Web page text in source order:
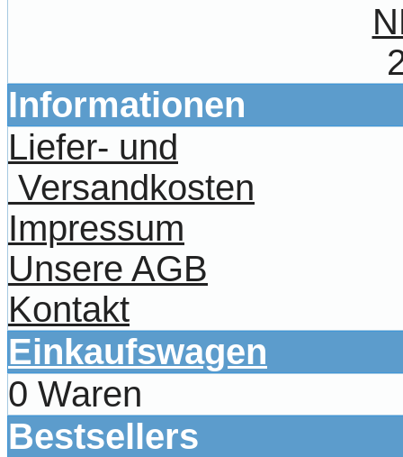
Informationen
Liefer- und
Versandkosten
Impressum
Unsere AGB
Kontakt
Einkaufswagen
0 Waren
Bestsellers